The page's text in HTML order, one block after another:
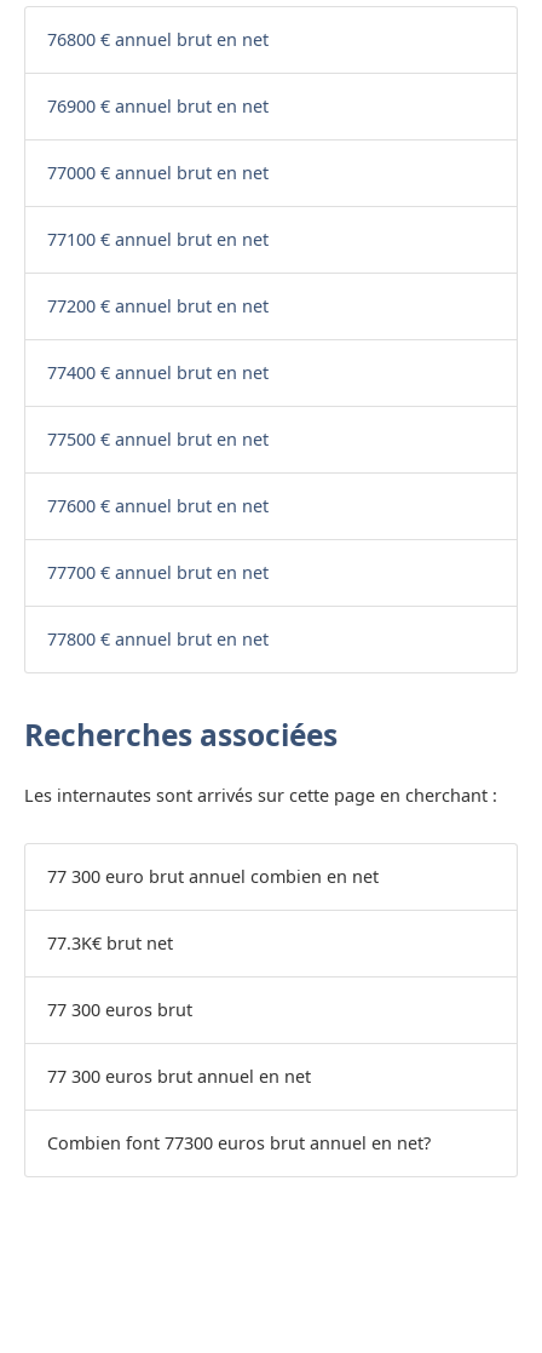
76800 € annuel brut en net
76900 € annuel brut en net
77000 € annuel brut en net
77100 € annuel brut en net
77200 € annuel brut en net
77400 € annuel brut en net
77500 € annuel brut en net
77600 € annuel brut en net
77700 € annuel brut en net
77800 € annuel brut en net
Recherches associées
Les internautes sont arrivés sur cette page en cherchant :
77 300 euro brut annuel combien en net
77.3K€ brut net
77 300 euros brut
77 300 euros brut annuel en net
Combien font 77300 euros brut annuel en net?